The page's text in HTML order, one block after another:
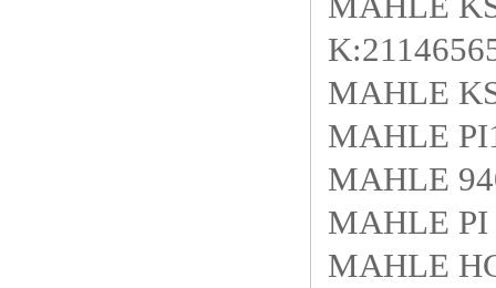
MAHLE
MAHLE
MAHLE
MAHLE
MAHLE